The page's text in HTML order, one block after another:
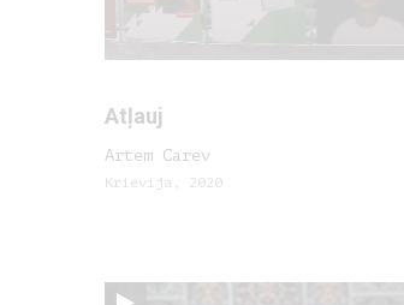
Atļauj
Artem Carev
Krievija, 2020